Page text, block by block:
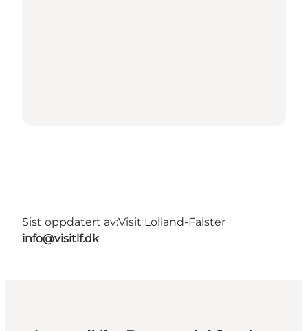
Sist oppdatert av:Visit Lolland-Falster
info@visitlf.dk